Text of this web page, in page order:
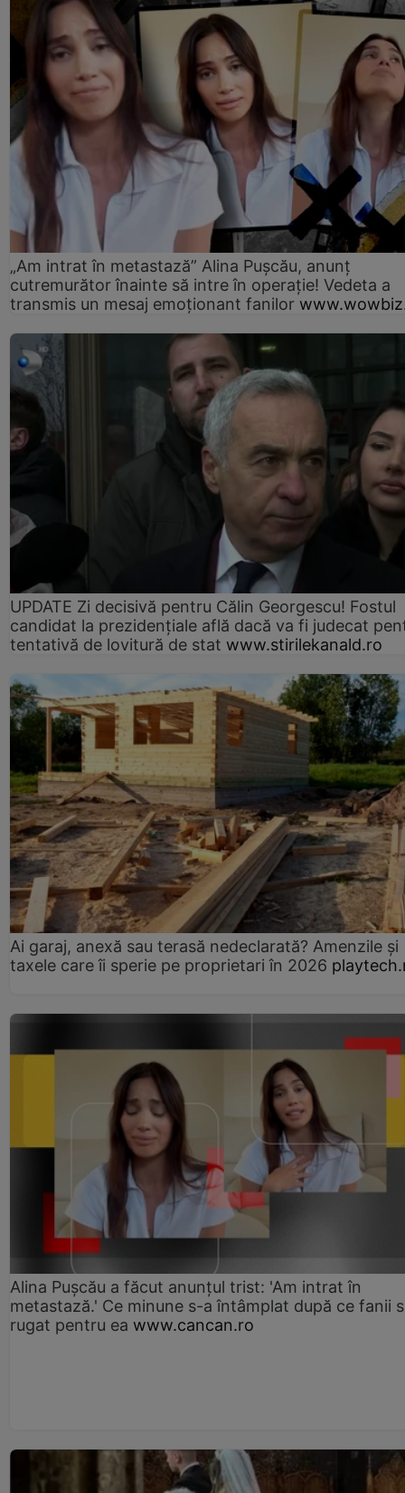
„Am intrat în metastază” Alina Pușcău, anunț
cutremurător înainte să intre în operație! Vedeta a
transmis un mesaj emoționant fanilor
UPDATE Zi decisivă pentru Călin Georgescu! Fostul
candidat la prezidențiale află dacă va fi judecat
tentativă de lovitură de stat www.stirilekanald.ro
Ai garaj, anexă sau terasă nedeclarată? Amenzile și
taxele care îi sperie pe proprietari în 2026
Alina Pușcău a făcut anunțul trist: 'Am intrat în
metastază.' Ce minune s-a întâmplat după ce fanii
rugat pentru ea www.cancan.ro